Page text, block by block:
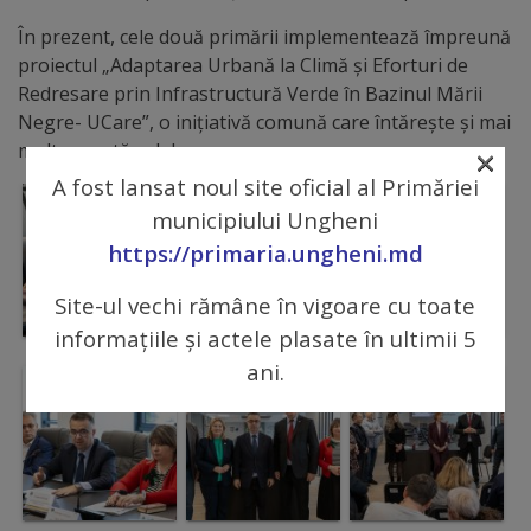
Regulamentul
de
funcționare
Integritate
calitate
Consiliul
Secretar
Consilieri
În prezent, cele două primării implementează împreună
proiectul „Adaptarea Urbană la Climă și Eforturi de
Redresare prin Infrastructură Verde în Bazinul Mării
Negre- UCare”, o inițiativă comună care întărește și mai
mult această colaborare.
A fost lansat noul site oficial al Primăriei
municipiului Ungheni
https://primaria.ungheni.md
Site-ul vechi rămâne în vigoare cu toate
informațiile și actele plasate în ultimii 5
ani.
×